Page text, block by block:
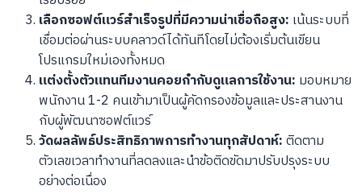
เลือกซอฟต์แวร์สำเร็จรูปที่มีความน่าเชื่อถือสูง: เน้นระบบที่
เชื่อมต่อผ่านระบบคลาวด์ได้ทันทีโดยไม่ต้องเริ่มต้นเขียน
โปรแกรมใหม่เองทั้งหมด
แต่งตั้งตัวแทนทีมงานคอยกำกับดูแลการใช้งาน: มอบหมาย
พนักงาน 1-2 คนเข้ามาเป็นผู้คัดกรองข้อมูลและประสานงาน
กับผู้พัฒนาซอฟต์แวร์
วัดผลลัพธ์ประสิทธิภาพการทำงานทุกสัปดาห์:ติดตาม
ตัวเลขเวลาทำงานที่ลดลงและนำข้อติดขัดมาปรับปรุงระบบ
อย่างต่อเนื่อง